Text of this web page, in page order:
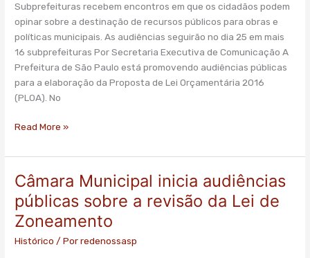
Subprefeituras recebem encontros em que os cidadãos podem
opinar sobre a destinação de recursos públicos para obras e
políticas municipais. As audiências seguirão no dia 25 em mais
16 subprefeituras Por Secretaria Executiva de Comunicação A
Prefeitura de São Paulo está promovendo audiências públicas
para a elaboração da Proposta de Lei Orçamentária 2016
(PLOA). No
orçamento
de
2016
Read More »
Câmara Municipal inicia audiências
públicas sobre a revisão da Lei de
Zoneamento
Histórico / Porredenossasp
Câmara
Municipal
inicia
audiências
públicas